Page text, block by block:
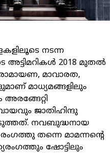
നടന്ന
2018 മുതല്‍
മാവാരത,
മാധ്യമങ്ങളിലും
ജാതിഹിന്ദു
നവബുദ്ധനായ
തന്നെ മാമന്നന്റെ
ഷോട്ടിലും